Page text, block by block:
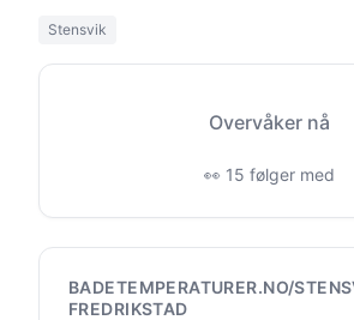
Stensvik
Overvåker nå
👀 15 følger med
BADETEMPERATURER.NO/
FREDRIKSTAD